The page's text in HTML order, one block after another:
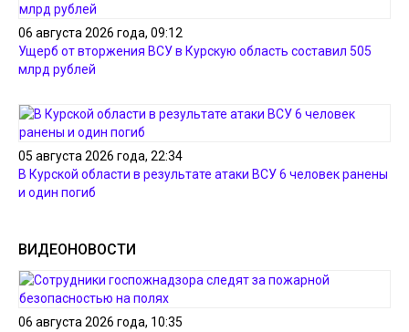
06 августа 2026 года, 09:12
Ущерб от вторжения ВСУ в Курскую область составил 505
млрд рублей
05 августа 2026 года, 22:34
В Курской области в результате атаки ВСУ 6 человек ранены
и один погиб
ВИДЕОНОВОСТИ
06 августа 2026 года, 10:35